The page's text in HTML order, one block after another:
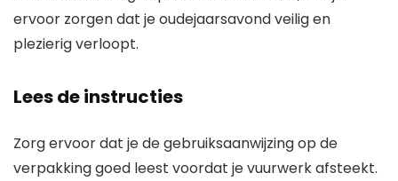
ervoor zorgen dat je oudejaarsavond veilig en
plezierig verloopt.
Lees de instructies
Zorg ervoor dat je de gebruiksaanwijzing op de
verpakking goed leest voordat je vuurwerk afsteekt.